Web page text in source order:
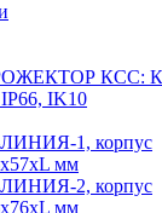
КСС:
IK10
ЛИНИЯ-1, корпус
мм
ЛИНИЯ-2, корпус
мм